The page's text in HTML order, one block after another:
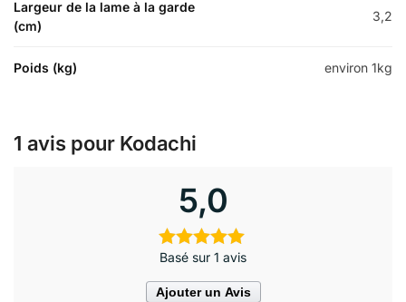
Largeur de la lame à la garde
(cm)
3,2
Poids (kg) environ 1kg
1 avis pour Kodachi
5,0
Basé sur 1 avis
Ajouter un Avis